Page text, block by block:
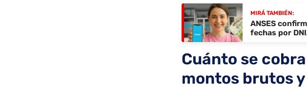
MIRÁ TAMBIÉN:
ANSES
fechas por
Cuánto se
montos brutos